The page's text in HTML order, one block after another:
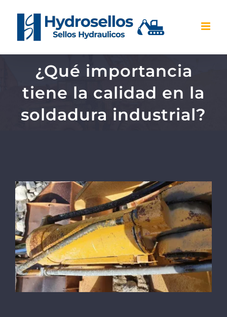
content
¿Qué importancia
tiene la calidad en la
soldadura industrial?
View
Larger
Image